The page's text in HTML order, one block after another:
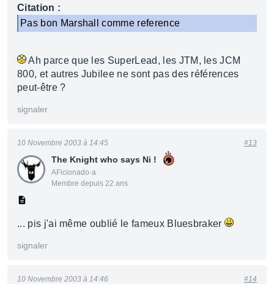
Citation :
Pas bon Marshall comme reference
Ah parce que les SuperLead, les JTM, les JCM
800, et autres Jubilee ne sont pas des références
peut-être ?
signaler
The Knight who says Ni !
AFicionado·a
Membre depuis 22 ans
10 Novembre 2003 à 14:45 #13
... pis j'ai même oublié le fameux Bluesbraker
signaler
10 Novembre 2003 à 14:46 #14